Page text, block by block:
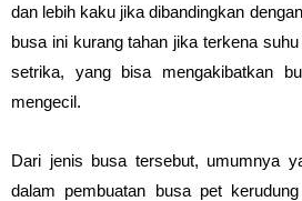
dan lebih kaku jika dibandingkan
busa ini kurang tahan jika terkena
setrika, yang bisa mengakibatkan
mengecil.
Dari jenis busa tersebut, umumnya
dalam pembuatan busa pet